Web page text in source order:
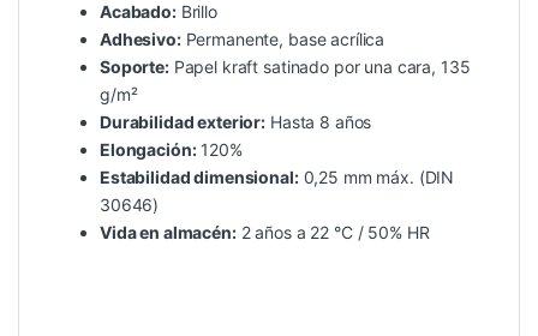
Acabado:Brillo
Adhesivo:Permanente, base acrílica
Soporte:Papel kraft satinado por una cara, 135
g/m²
Durabilidad exterior: Hasta 8 años
Elongación:120%
Estabilidad dimensional:0,25 mm máx. (DIN
30646)
Vida en almacén:2 años a 22 °C / 50% HR